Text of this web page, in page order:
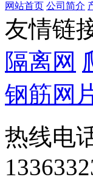
网站首页 公司简介
友情链
隔离网
钢筋网
热线电